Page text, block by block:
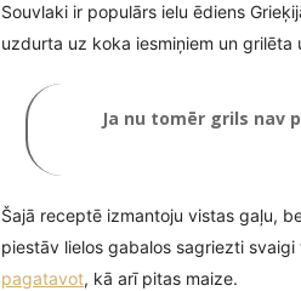
Souvlaki ir populārs ielu ēdiens
uzdurta uz koka iesmiņiem un grilēta
Ja nu tomēr grils nav
Šajā receptē izmantoju vistas gaļu,
piestāv lielos gabalos sagriezti svaigi
pagatavot, kā arī pitas maize.